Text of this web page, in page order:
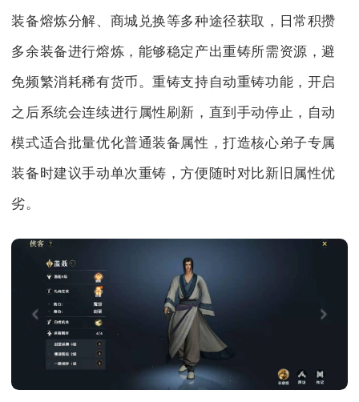
装备熔炼分解、商城兑换等多种途径获取，日常积攒
多余装备进行熔炼，能够稳定产出重铸所需资源，避
免频繁消耗稀有货币。重铸支持自动重铸功能，开启
之后系统会连续进行属性刷新，直到手动停止，自动
模式适合批量优化普通装备属性，打造核心弟子专属
装备时建议手动单次重铸，方便随时对比新旧属性优
劣。